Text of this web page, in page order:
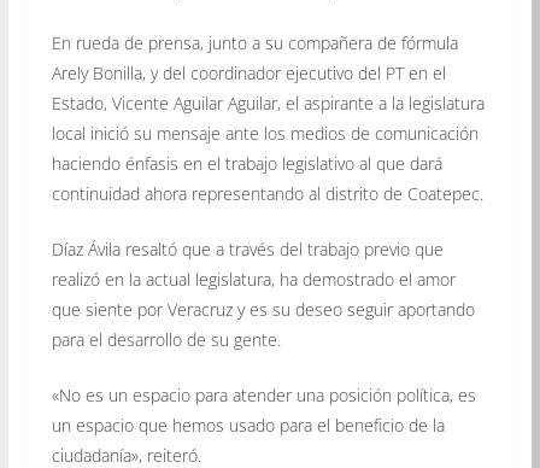
En rueda de prensa, junto a su compañera de fórmula
Arely Bonilla, y del coordinador ejecutivo del PT en el
Estado, Vicente Aguilar Aguilar, el aspirante a la legislatura
local inició su mensaje ante los medios de comunicación
haciendo énfasis en el trabajo legislativo al que dará
continuidad ahora representando al distrito de Coatepec.
Díaz Ávila resaltó que a través del trabajo previo que
realizó en la actual legislatura, ha demostrado el amor
que siente por Veracruz y es su deseo seguir aportando
para el desarrollo de su gente.
«No es un espacio para atender una posición política, es
un espacio que hemos usado para el beneficio de la
ciudadanía», reiteró.